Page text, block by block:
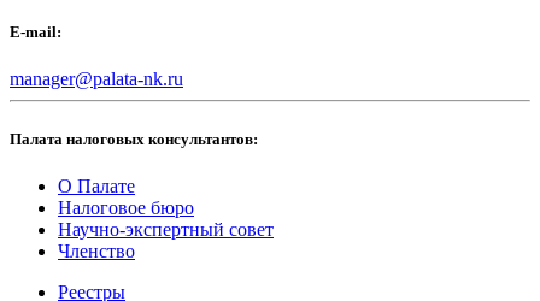
E-mail:
manager@palata-nk.ru
Палата налоговых консультантов:
О Палате
Налоговое бюро
Научно-экспертный совет
Членство
Реестры